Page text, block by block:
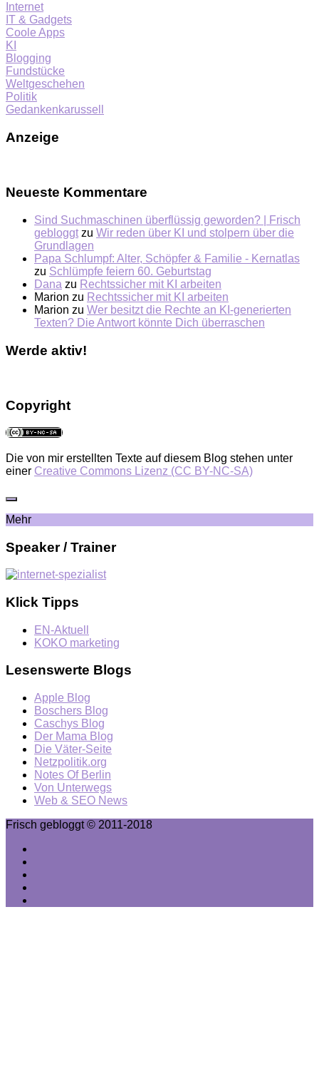
Internet
IT & Gadgets
Coole Apps
KI
Blogging
Fundstücke
Weltgeschehen
Politik
Gedankenkarussell
Anzeige
Neueste Kommentare
Sind Suchmaschinen überflüssig geworden? | Frisch
gebloggt zu Wir reden über KI und stolpern über die
Grundlagen
Papa Schlumpf: Alter, Schöpfer & Familie - Kernatlas
zu Schlümpfe feiern 60. Geburtstag
Dana zu Rechtssicher mit KI arbeiten
Marion zu Rechtssicher mit KI arbeiten
Marion zu Wer besitzt die Rechte an KI-generierten
Texten? Die Antwort könnte Dich überraschen
Werde aktiv!
Copyright
Die von mir erstellten Texte auf diesem Blog stehen unter
einer Creative Commons Lizenz (CC BY-NC-SA)
Mehr
Speaker / Trainer
Klick Tipps
EN-Aktuell
KOKO marketing
Lesenswerte Blogs
Apple Blog
Boschers Blog
Caschys Blog
Der Mama Blog
Die Väter-Seite
Netzpolitik.org
Notes Of Berlin
Von Unterwegs
Web & SEO News
Frisch gebloggt © 2011-2018